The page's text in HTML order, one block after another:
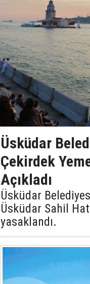
Üsküdar
Çekirdek
Açıkladı
Üsküdar
Üsküdar Sahil
yasaklandı.